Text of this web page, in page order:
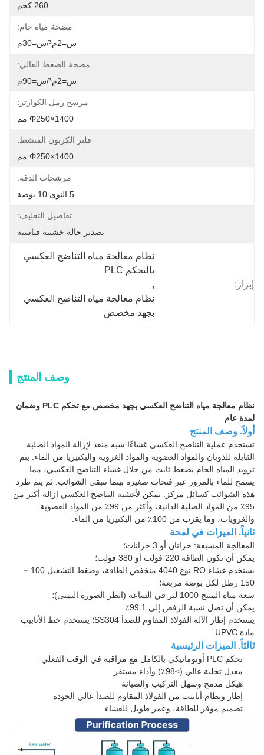
260 كجم
مضخة مياه خام:
س=2م³/س=30م
مضخة الضغط العالي:
س=2م³/س=90م
مرشح رمل الكوارتز:
Φ250×1400 مم
فلتر الكربون المنشط:
Φ250×1400 مم
مرشحات الدقة:
5 النوى 10 بوصة
تفاصيل التغليف:
تصدير حالة خشبية قياسية
إبراز:
بالتحكم PLC
,
بجهد مخصص
وصف المنتج
نظام معالجة مياه التناضح العكسي بجهد مخصص مع تحكم PLC وضمان
لمدة عام
أولاً. وصف المنتج
تستخدم عملية التناضح العكسي غشاءًا شبه منفذ لإزالة المواد الصلبة
القابلة للذوبان والمواد العضوية والمواد الغروية والبكتيريا من الماء. يتم
تزويد المياه الخام بضغط ثابت من خلال غشاء التناضح العكسي، مما
يسمح للماء بالمرور عبر فتحات صغيرة بينما تتبقى الشوائب. ثم يتم طرد
هذه الشوائب كسائل مركز. يمكن لأغشية التناضح العكسي إزالة أكثر من
95٪ من المواد الصلبة الذائبة، وأكثر من 99٪ من المواد العضوية
والغرويات، وما يقرب من 100٪ من البكتيريا من الماء.
ثانياً. الميزات في لمحة
المعالجة المسبقة: خزانان أو 3 خزانات؛
يمكن أن تكون الطاقة 220 فولت أو 380 فولت؛
يستخدم غشاء RO نوع 4040 منخفض الطاقة، وضغط التشغيل 100 ~
150 رطل لكل بوصة مربعة؛
سعة مياه المنتج 1000 لتر في الساعة (انظر الصورة اليمنى)؛
يمكن أن تصل نسبة الرفض إلى 99.1٪
يستخدم إطار الآلة الفولاذ المقاوم للصدأ SS304؛ يستخدم خط الأنابيب
مادة UPVC.
ثالثاً. الميزات الرئيسية
تحكم PLC أوتوماتيكي بالكامل مع مراقبة في الوقت الفعلي
معدل تحلية عالي (≥98٪) وأداء مستقر
هيكل مدمج وسهل التركيب والصيانة
إطار ونظام أنابيب من الفولاذ المقاوم للصدأ عالي الجودة
تصميم موفر للطاقة، وعمر طويل للغشاء